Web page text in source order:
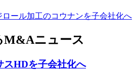
ール加工のコウナンを子会社化へ
M&Aニュース
スHDを子会社化へ